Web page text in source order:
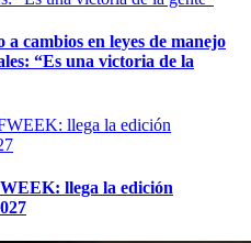
a cambios en leyes de manejo
“Es una victoria de la
llega la edición